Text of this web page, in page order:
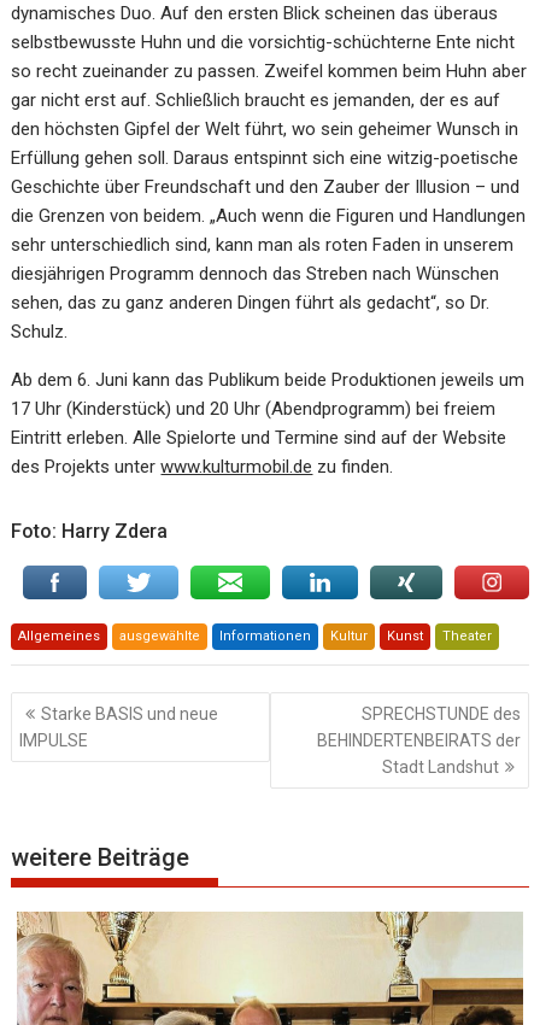
dynamisches Duo. Auf den ersten Blick scheinen das überaus
selbstbewusste Huhn und die vorsichtig-schüchterne Ente nicht
so recht zueinander zu passen. Zweifel kommen beim Huhn aber
gar nicht erst auf. Schließlich braucht es jemanden, der es auf
den höchsten Gipfel der Welt führt, wo sein geheimer Wunsch in
Erfüllung gehen soll. Daraus entspinnt sich eine witzig-poetische
Geschichte über Freundschaft und den Zauber der Illusion – und
die Grenzen von beidem. „Auch wenn die Figuren und Handlungen
sehr unterschiedlich sind, kann man als roten Faden in unserem
diesjährigen Programm dennoch das Streben nach Wünschen
sehen, das zu ganz anderen Dingen führt als gedacht“, so Dr.
Schulz.
Ab dem 6. Juni kann das Publikum beide Produktionen jeweils um
17 Uhr (Kinderstück) und 20 Uhr (Abendprogramm) bei freiem
Eintritt erleben. Alle Spielorte und Termine sind auf der Website
des Projekts unterwww.kulturmobil.de zu finden.
Foto: Harry Zdera
Allgemeines ausgewählte Informationen Kultur Kunst Theater
Beitragsnavigation
Starke BASIS und neue
IMPULSE
SPRECHSTUNDE des
BEHINDERTENBEIRATS der
Stadt Landshut
weitere Beiträge